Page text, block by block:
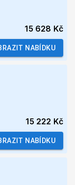
15 628 Kč
NABÍDKU
15 222 Kč
NABÍDKU